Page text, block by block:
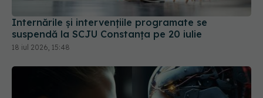
Internările și intervențiile programate se
suspendă la SCJU Constanța pe 20 iulie
18 iul 2026, 15:48